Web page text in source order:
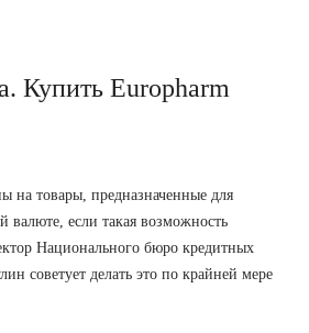
Купить Europharm
на товары, предназначенные для
валюте, если такая возможность
Национального бюро кредитных
советует делать это по крайней мере